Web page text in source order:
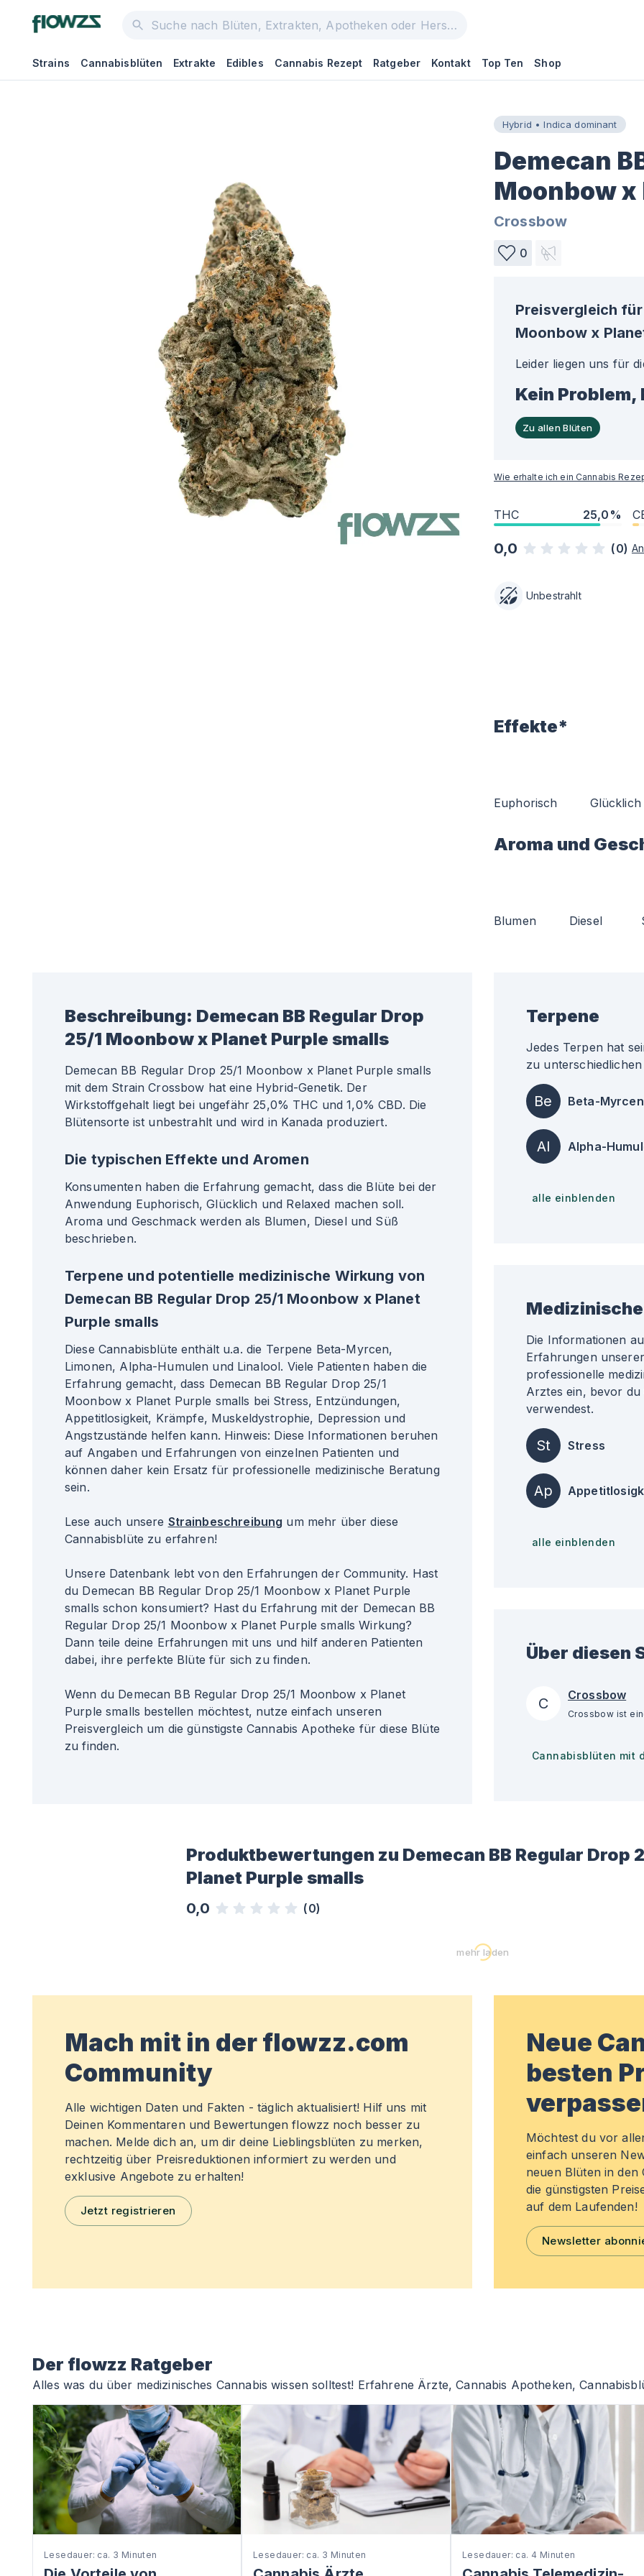
Strains Cannabisblüten Extrakte Edibles Cannabis Rezept Ratgeber Kontakt Top Ten Shop
Hybrid • Indica dominant
Demecan
Moonbow
Crossbow
0
Preisvergleich für
Moonbow x
Leider liegen uns für
Kein
Zu allen Blüten
Wie erhalte ich ein Cannabis
THC 25,0%
0,0 (0)
Unbestrahlt
Effekte*
Euphorisch Glücklich
Aroma und
Blumen Diesel
Beschreibung: Demecan BB Regular Drop
25/1 Moonbow x Planet Purple smalls
Demecan BB Regular Drop 25/1 Moonbow x Planet Purple smalls
mit dem Strain Crossbow hat eine Hybrid-Genetik. Der
Wirkstoffgehalt liegt bei ungefähr 25,0% THC und 1,0% CBD. Die
Blütensorte ist unbestrahlt und wird in Kanada produziert.
Die typischen Effekte und Aromen
Konsumenten haben die Erfahrung gemacht, dass die Blüte bei der
Anwendung Euphorisch, Glücklich und Relaxed machen soll.
Aroma und Geschmack werden als Blumen, Diesel und Süß
beschrieben.
Terpene und potentielle medizinische Wirkung von
Demecan BB Regular Drop 25/1 Moonbow x Planet
Purple smalls
Diese Cannabisblüte enthält u.a. die Terpene Beta-Myrcen,
Limonen, Alpha-Humulen und Linalool. Viele Patienten haben die
Erfahrung gemacht, dass Demecan BB Regular Drop 25/1
Moonbow x Planet Purple smalls bei Stress, Entzündungen,
Appetitlosigkeit, Krämpfe, Muskeldystrophie, Depression und
Angstzustände helfen kann. Hinweis: Diese Informationen beruhen
auf Angaben und Erfahrungen von einzelnen Patienten und
können daher kein Ersatz für professionelle medizinische Beratung
sein.
Lese auch unsere Strainbeschreibung um mehr über diese
Cannabisblüte zu erfahren!
Unsere Datenbank lebt von den Erfahrungen der Community. Hast
du Demecan BB Regular Drop 25/1 Moonbow x Planet Purple
smalls schon konsumiert? Hast du Erfahrung mit der Demecan BB
Regular Drop 25/1 Moonbow x Planet Purple smalls Wirkung?
Dann teile deine Erfahrungen mit uns und hilf anderen Patienten
dabei, ihre perfekte Blüte für sich zu finden.
Wenn du Demecan BB Regular Drop 25/1 Moonbow x Planet
Purple smalls bestellen möchtest, nutze einfach unseren
Preisvergleich um die günstigste Cannabis Apotheke für diese Blüte
zu finden.
Terpene
Jedes Terpen hat
zu
Be Beta-Myrcen
Al Alpha-
alle einblenden
Die Informationen
Erfahrungen
professionelle
Arztes ein, bevor
verwendest.
St Stress
Ap
alle einblenden
Über diesen
C Crossbow
Cannabisblüten mit
Produktbewertungen zu Demecan BB Regular Drop
Planet Purple smalls
0,0 (0)
mehr laden
Mach mit in der flowzz.com
Community
Alle wichtigen Daten und Fakten - täglich aktualisiert! Hilf uns mit
Deinen Kommentaren und Bewertungen flowzz noch besser zu
machen. Melde dich an, um dir deine Lieblingsblüten zu merken,
rechtzeitig über Preisreduktionen informiert zu werden und
exklusive Angebote zu erhalten!
Jetzt registrieren
Neue
besten
Möchtest du vor
einfach unseren
neuen Blüten in den
die günstigsten
auf dem Laufenden!
Newsletter
Der flowzz Ratgeber
Alles was du über medizinisches Cannabis wissen solltest! Erfahrene Ärzte, Cannabis Apotheken,
Lesedauer: ca. 3 Minuten Lesedauer: ca. 3 Minuten Lesedauer: ca. 4 Minuten